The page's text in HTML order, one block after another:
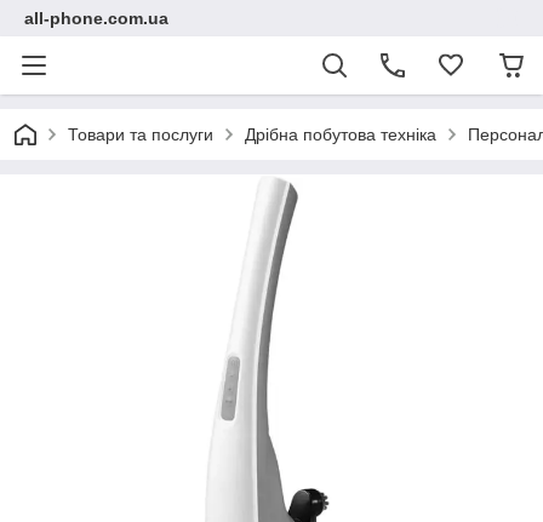
all-phone.com.ua
Товари та послуги Дрібна побутова техніка